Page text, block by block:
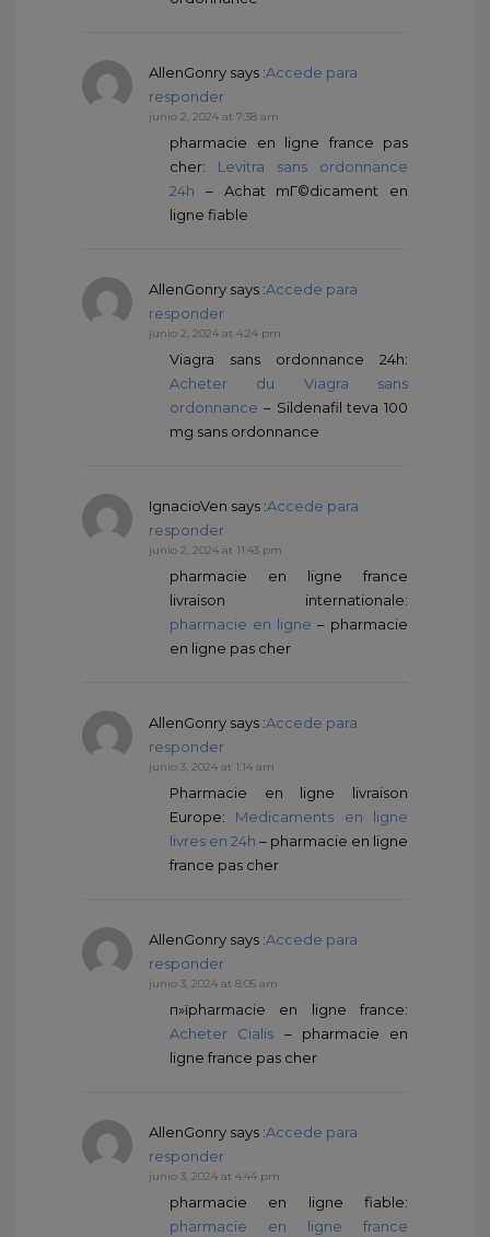
AllenGonry says :Accede para
responder
junio 2, 2024 at 7:38 am
pharmacie en ligne france pas
cher: Levitra sans ordonnance
24h – Achat mГ©dicament en
ligne fiable
AllenGonry says :Accede para
responder
junio 2, 2024 at 4:24 pm
Viagra sans ordonnance 24h:
Acheter du Viagra sans
ordonnance – Sildenafil teva 100
mg sans ordonnance
IgnacioVen says :Accede para
responder
junio 2, 2024 at 11:43 pm
pharmacie en ligne france
livraison internationale:
pharmacie en ligne – pharmacie
en ligne pas cher
AllenGonry says :Accede para
responder
junio 3, 2024 at 1:14 am
Pharmacie en ligne livraison
Europe: Medicaments en ligne
livres en 24h – pharmacie en ligne
france pas cher
AllenGonry says :Accede para
responder
junio 3, 2024 at 8:05 am
п»їpharmacie en ligne france:
Acheter Cialis – pharmacie en
ligne france pas cher
AllenGonry says :Accede para
responder
junio 3, 2024 at 4:44 pm
pharmacie en ligne fiable:
pharmacie en ligne france